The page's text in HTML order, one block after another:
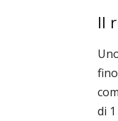
Il
di